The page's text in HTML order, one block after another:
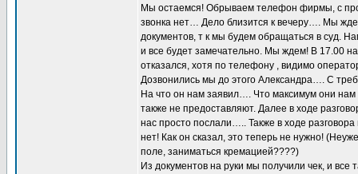
Мы остаемся! Обрываем телефон фирмы, с
звонка нет… Дело близится к вечеру…. Мы
документов, т к мы будем обращаться в суд.
и все будет замечательно. Мы ждем! В 17.00
отказался, хотя по телефону , видимо
Дозвонились мы до этого Александра…. С
На что он нам заявил…. Что максимум они нам
также не предоставляют. Далее в ходе
нас просто послали….. Также в ходе
нет! Как он сказал, это теперь не нужно!
поле, заниматься кремацией????)
Из документов на руки мы получили чек, и все